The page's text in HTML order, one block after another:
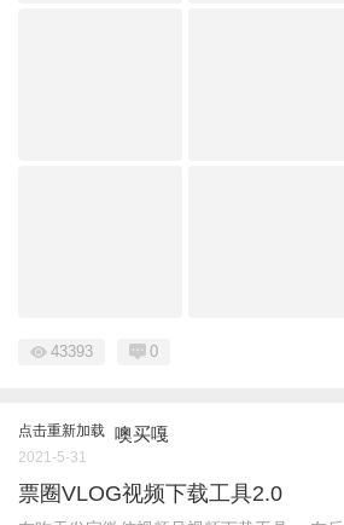
43393 0
点击重新加载 噢买嘎
2021-5-31
票圈VLOG视频下载工具2.0